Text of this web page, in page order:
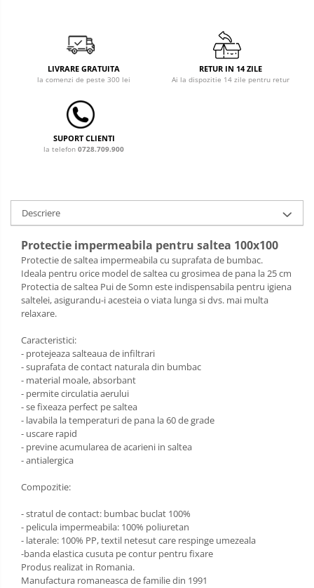
Covoare copii
Dulap si cutii depozitare jucarii
Lampi de veghe
Mobilier Birou
Sac de dormit 60 cm
Sac de dormit 70 cm
Sac de dormit 80 cm
Sac de dormit 90 cm
Sac de dormit 100 cm
Sac de dormit 110 cm
Sac de dormit 120 cm
Sac de dormit 130 cm
Sac de dormit 140 cm
Sac de dormit 150 cm
Sac de dormit tineret
Saltele de infasat
LIVRARE GRATUITA
la comenzi de peste 300 lei
RETUR IN 14 ZILE
Ai la dispozitie 14 zile pentru retur
SUPORT CLIENTI
la telefon 0728.709.900
Descriere
Protectie impermeabila pentru saltea 100x100
Protectie de saltea impermeabila cu suprafata de bumbac.
Ideala pentru orice model de saltea cu grosimea de pana la 25 cm
Protectia de saltea Pui de Somn este indispensabila pentru igiena
saltelei, asigurandu-i acesteia o viata lunga si dvs. mai multa
relaxare.
Caracteristici:
- protejeaza salteaua de infiltrari
- suprafata de contact naturala din bumbac
- material moale, absorbant
- permite circulatia aerului
- se fixeaza perfect pe saltea
- lavabila la temperaturi de pana la 60 de grade
- uscare rapid
- previne acumularea de acarieni in saltea
- antialergica
Compozitie:
- stratul de contact: bumbac buclat 100%
- pelicula impermeabila: 100% poliuretan
- laterale: 100% PP, textil netesut care respinge umezeala
-banda elastica cusuta pe contur pentru fixare
Produs realizat in Romania.
Manufactura romaneasca de familie din 1991